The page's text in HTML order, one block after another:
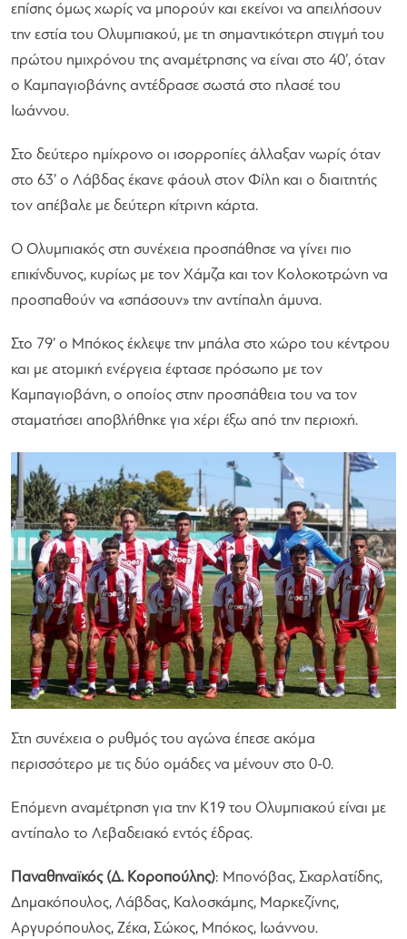
επίσης όμως χωρίς να μπορούν και εκείνοι να απειλήσουν
την εστία του Ολυμπιακού, με τη σημαντικότερη στιγμή του
πρώτου ημιχρόνου της αναμέτρησης να είναι στο 40’, όταν
ο Καμπαγιοβάνης αντέδρασε σωστά στο πλασέ του
Ιωάννου.
Στο δεύτερο ημίχρονο οι ισορροπίες άλλαξαν νωρίς όταν
στο 63’ ο Λάβδας έκανε φάουλ στον Φίλη και ο διαιτητής
τον απέβαλε με δεύτερη κίτρινη κάρτα.
Ο Ολυμπιακός στη συνέχεια προσπάθησε να γίνει πιο
επικίνδυνος, κυρίως με τον Χάμζα και τον Κολοκοτρώνη να
προσπαθούν να «σπάσουν» την αντίπαλη άμυνα.
Στο 79’ ο Μπόκος έκλεψε την μπάλα στο χώρο του κέντρου
και με ατομική ενέργεια έφτασε πρόσωπο με τον
Καμπαγιοβάνη, ο οποίος στην προσπάθεια του να τον
σταματήσει αποβλήθηκε για χέρι έξω από την περιοχή.
Στη συνέχεια ο ρυθμός του αγώνα έπεσε ακόμα
περισσότερο με τις δύο ομάδες να μένουν στο 0-0.
Επόμενη αναμέτρηση για την Κ19 του Ολυμπιακού είναι με
αντίπαλο το Λεβαδειακό εντός έδρας.
Παναθηναϊκός (Δ. Κοροπούλης): Μπονόβας, Σκαρλατίδης,
Δημακόπουλος, Λάβδας, Καλοσκάμης, Μαρκεζίνης,
Αργυρόπουλος, Ζέκα, Σώκος, Μπόκος, Ιωάννου.